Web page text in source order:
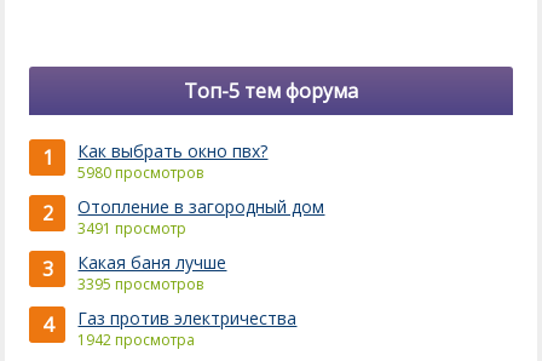
Топ-5 тем форума
1 Как выбрать окно пвх?
5980 просмотров
2 Отопление в загородный дом
3491 просмотр
3 Какая баня лучше
3395 просмотров
4 Газ против электричества
1942 просмотра